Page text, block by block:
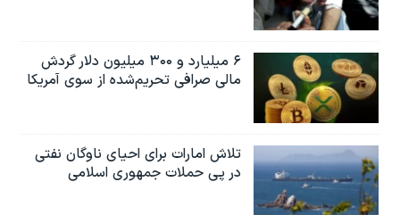
۶ میلیارد و ۳۰۰ میلیون دلار گردش
مالی صرافی تحریم‌شده از سوی آمریکا
تلاش امارات برای احیای ناوگان نفتی
در پی حملات جمهوری اسلامی